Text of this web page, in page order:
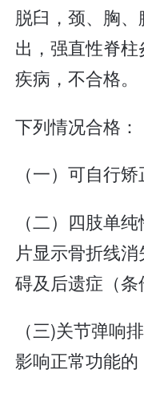
脱臼，颈、胸
出，强直性脊
疾病，不合格。
下列情况合格：
（一）可自行
（二）四肢单
片显示骨折线
碍及后遗症（条
（三)关节弹响
影响正常功能的